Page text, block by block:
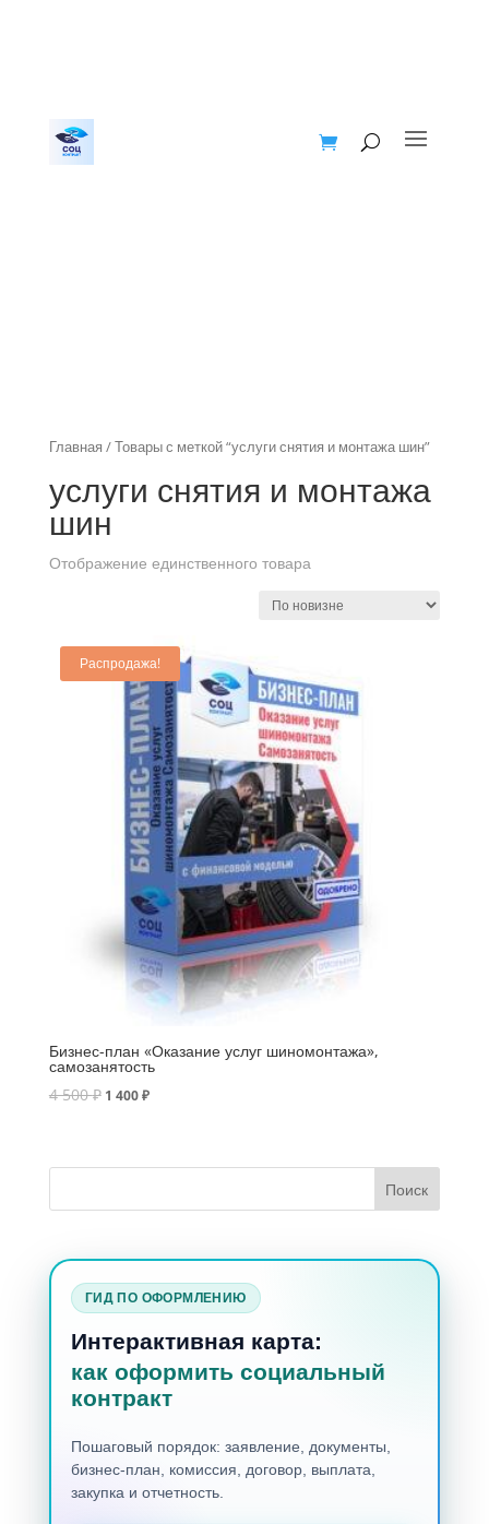
Главная / Товары с меткой “услуги снятия и монтажа шин”
услуги снятия и монтажа
шин
Отображение единственного товара
Распродажа!
Бизнес-план «Оказание услуг шиномонтажа»,
самозанятость
4 500₽ 1 400₽
ГИД ПО ОФОРМЛЕНИЮ
Интерактивная карта:
как оформить социальный
контракт
Пошаговый порядок: заявление, документы,
бизнес-план, комиссия, договор, выплата,
закупка и отчетность.